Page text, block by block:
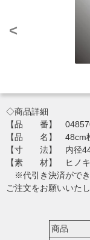
<
◇商品詳細
【品 番】
【品 名】 48cm桧
【寸 法】 内径
【素 材】 ヒノキ
※代引き決済ができ
ご注文をお願いいたし
商品